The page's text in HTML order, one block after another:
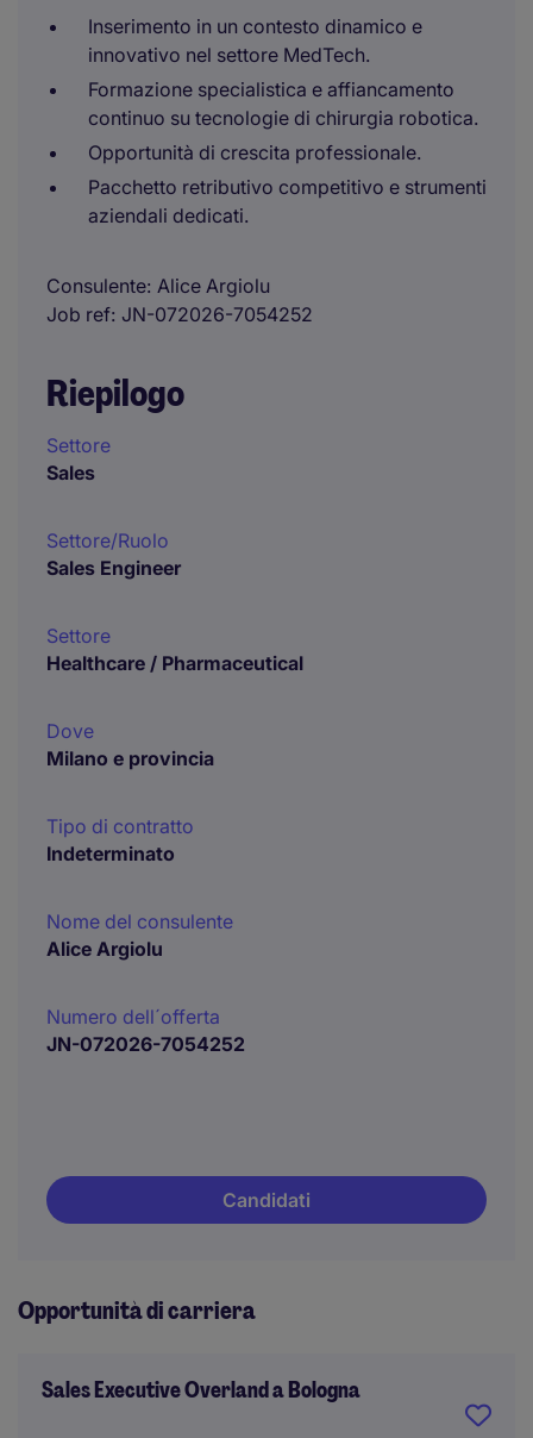
Inserimento in un contesto dinamico e
innovativo nel settore MedTech.
Formazione specialistica e affiancamento
continuo su tecnologie di chirurgia robotica.
Opportunità di crescita professionale.
Pacchetto retributivo competitivo e strumenti
aziendali dedicati.
Consulente Alice Argiolu
Job ref JN-072026-7054252
Riepilogo
Settore
Sales
Settore/Ruolo
Sales Engineer
Settore
Healthcare / Pharmaceutical
Dove
Milano e provincia
Tipo di contratto
Indeterminato
Nome del consulente
Alice Argiolu
Numero dell´offerta
JN-072026-7054252
Candidati
Opportunità di carriera
Sales Executive Overland a Bologna